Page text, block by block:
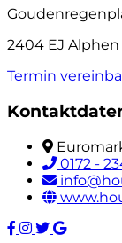
2404 EJ
Termin
0172 -